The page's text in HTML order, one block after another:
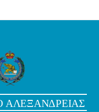
ΑΛΕΞΑΝΔΡΕΙΑΣ